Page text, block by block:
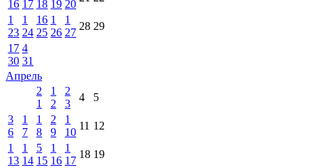
16 17 18 19 20
1
23
1
24
16
25
1
26
1
27
28 29
17
30
4
31
Апрель
2
1
1
2
2
3
4
5
3
6
1
7
1
8
2
9
1
10
11 12
1
13
1
14
5
15
1
16
1
17
18 19